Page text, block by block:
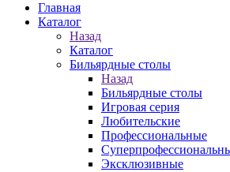
Главная
Каталог
Назад
Каталог
Бильярдные столы
Назад
Бильярдные столы
Игровая серия
Любительские
Профессиональные
Эксклюзивные